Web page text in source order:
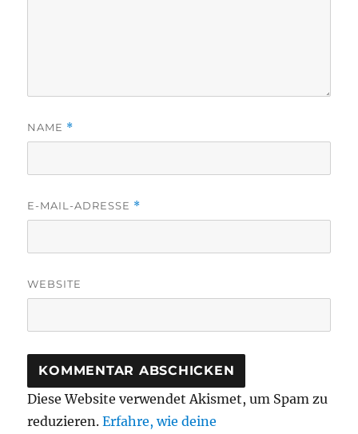
NAME *
E-MAIL-ADRESSE *
WEBSITE
Diese Website verwendet Akismet, um Spam zu
reduzieren.Erfahre, wie deine